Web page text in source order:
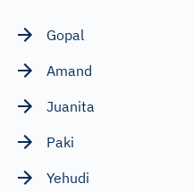
Gopal
Amand
Juanita
Paki
Yehudi